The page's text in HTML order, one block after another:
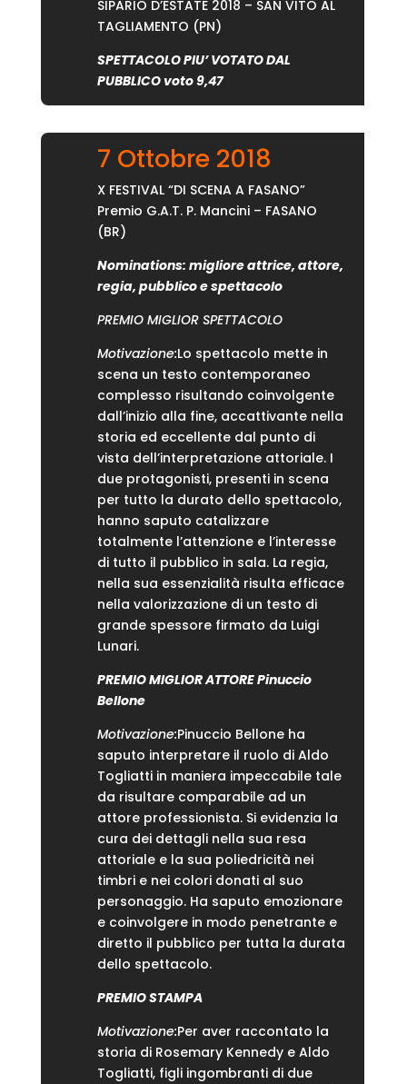
SIPARIO D’ESTATE 2018 – SAN VITO AL
TAGLIAMENTO (PN)
SPETTACOLO PIU’ VOTATO DAL
PUBBLICO voto 9,47
7 Ottobre 2018
X FESTIVAL “DI SCENA A FASANO”
Premio G.A.T. P. Mancini – FASANO
(BR)
Nominations: migliore attrice, attore,
regia, pubblico e spettacolo
PREMIO MIGLIOR SPETTACOLO
Motivazione:Lo spettacolo mette in
scena un testo contemporaneo
complesso risultando coinvolgente
dall’inizio alla fine, accattivante nella
storia ed eccellente dal punto di
vista dell’interpretazione attoriale. I
due protagonisti, presenti in scena
per tutto la durato dello spettacolo,
hanno saputo catalizzare
totalmente l’attenzione e l’interesse
di tutto il pubblico in sala. La regia,
nella sua essenzialità risulta efficace
nella valorizzazione di un testo di
grande spessore firmato da Luigi
Lunari.
PREMIO MIGLIOR ATTORE Pinuccio
Bellone
Motivazione:Pinuccio Bellone ha
saputo interpretare il ruolo di Aldo
Togliatti in maniera impeccabile tale
da risultare comparabile ad un
attore professionista. Si evidenzia la
cura dei dettagli nella sua resa
attoriale e la sua poliedricità nei
timbri e nei colori donati al suo
personaggio. Ha saputo emozionare
e coinvolgere in modo penetrante e
diretto il pubblico per tutta la durata
dello spettacolo.
PREMIO STAMPA
Motivazione:Per aver raccontato la
storia di Rosemary Kennedy e Aldo
Togliatti, figli ingombranti di due